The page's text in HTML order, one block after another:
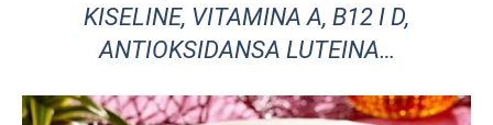
KISELINE, VITAMINA A, B12 I D,
ANTIOKSIDANSA LUTEINA…